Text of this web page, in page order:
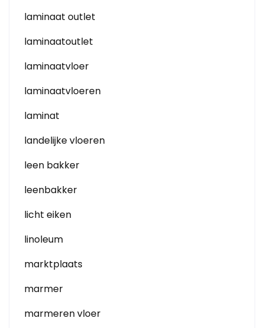
laminaat outlet
laminaatoutlet
laminaatvloer
laminaatvloeren
laminat
landelijke vloeren
leen bakker
leenbakker
licht eiken
linoleum
marktplaats
marmer
marmeren vloer